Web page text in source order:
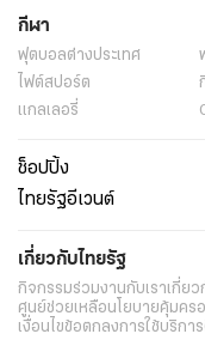
กีฬา
ฟุตบอลต่่างประเทศ
ไฟต์สปอร์ต
แกลเลอรี่
ช็อปปิ้ง
ไทยรัฐอีเวนต์
เกี่ยวกับไทยรัฐ
กิจกรรมร่วมงานกับเราเกี่ย
ศูนย์ช่วยเหลือนโยบายคุ้มคร
เงื่อนไขข้อตกลงการใช้บริการ